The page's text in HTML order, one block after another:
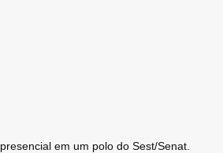
em um polo do Sest/Senat.